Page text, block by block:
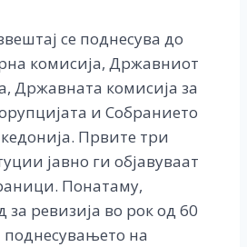
се поднесува до
комисија, Државниот
Државната комисија за
и Собранието
Првите три
јавно ги објавуваат
Понатаму,
ревизија во рок од 60
на